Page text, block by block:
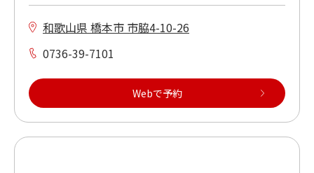
本格洋食が食べられる
もんじゃ焼きが食べられる
キッズメニューあり
和歌山県 橋本市 市脇4-10-26
0736-39-7101
Webで予約